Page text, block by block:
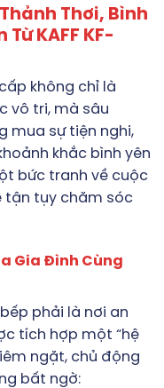
Thơi, Bình
Từ KAFF KF-
không chỉ là
vô tri, mà sâu
mua sự tiện nghi,
khắc bình yên
bức tranh về cuộc
tận tụy chăm sóc
Gia Đình Cùng
phải là nơi an
tích hợp một “hệ
ngặt, chủ động
bất ngờ: